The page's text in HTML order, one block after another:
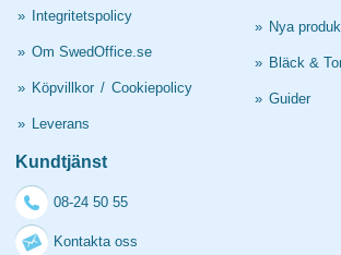
» Integritetspolicy
» Om SwedOffice.se
» Köpvillkor / Cookiepolicy
» Leverans
» Nya
» Bläck &
» Guider
Kundtjänst
08-24 50 55
Kontakta oss